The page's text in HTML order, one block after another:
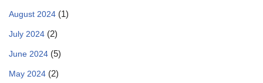
August 2024 (1)
July 2024 (2)
June 2024 (5)
May 2024 (2)